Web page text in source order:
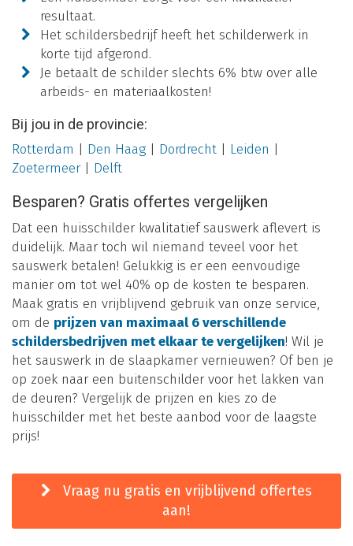
resultaat.
Het schildersbedrijf heeft het schilderwerk in
korte tijd afgerond.
Je betaalt de schilder slechts 6% btw over alle
arbeids- en materiaalkosten!
Bij jou in de provincie:
Rotterdam Den Haag Dordrecht Leiden
Zoetermeer| Delft
Besparen? Gratis offertes vergelijken
Dat een huisschilder kwalitatief sauswerk aflevert is
duidelijk. Maar toch wil niemand teveel voor het
sauswerk betalen! Gelukkig is er een eenvoudige
manier om tot wel 40% op de kosten te besparen.
Maak gratis en vrijblijvend gebruik van onze service,
om de prijzen van maximaal 6 verschillende
schildersbedrijven met elkaar te vergelijken! Wil je
het sauswerk in de slaapkamer vernieuwen? Of ben je
op zoek naar een buitenschilder voor het lakken van
de deuren? Vergelijk de prijzen en kies zo de
huisschilder met het beste aanbod voor de laagste
prijs!
Vraag nu gratis en vrijblijvend offertes
aan!